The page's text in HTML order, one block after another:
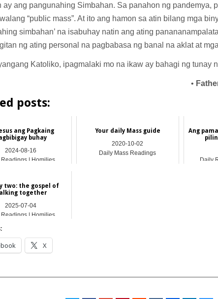
ay ang pangunahing Simbahan. Sa panahon ng pandemya,
“public mass”. At ito ang hamon sa atin bilang mga
simbahan’ na isabuhay natin ang ating
ng ating personal na pagbabasa ng banal na aklat at
Katoliko, ipagmalaki mo na ikaw ay bahagi ng tunay
•
posts:
ang Pagkaing
buhay
2024-08-16
Readings | Homilies
Your daily Mass guide
2020-10-02
Daily Mass Readings
Ang
Daily
two: the gospel of
together
2025-07-04
Readings | Homilies
X